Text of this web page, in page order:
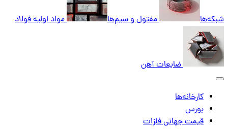
شبکه‌ها مفتول و سیم‌ها مواد اولیه فولاد
ضایعات آهن
کارخانه‌ها
بورس
قیمت جهانی فلزات